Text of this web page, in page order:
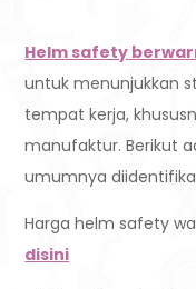
Helm safety
untuk menunjukkan
tempat kerja,
manufaktur. Berikut
umumnya
Harga helm safety
disini